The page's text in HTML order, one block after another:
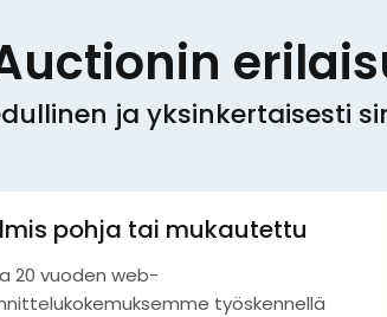
ja yksinkertaisesti
pohja tai mukautettu
20 vuoden web-
työskennellä